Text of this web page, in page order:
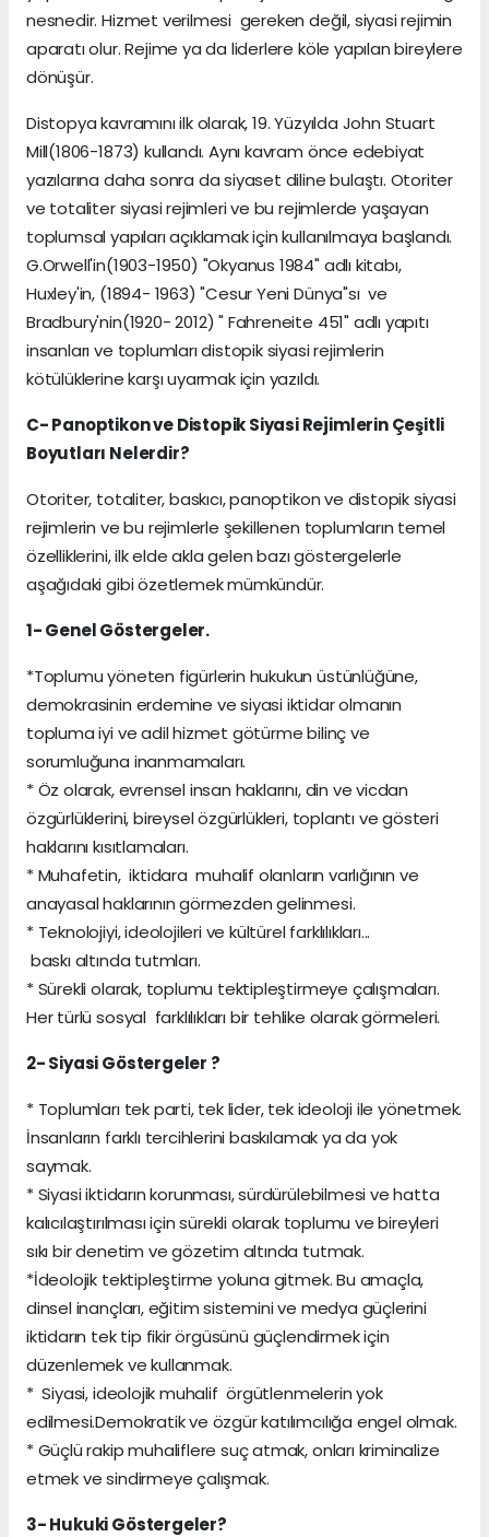
nesnedir. Hizmet verilmesi gereken değil, siyasi rejimin
aparatı olur. Rejime ya da liderlere köle yapılan bireylere
dönüşür.
Distopya kavramını ilk olarak, 19. Yüzyılda John Stuart
Mill(1806-1873) kullandı. Aynı kavram önce edebiyat
yazılarına daha sonra da siyaset diline bulaştı. Otoriter
ve totaliter siyasi rejimleri ve bu rejimlerde yaşayan
toplumsal yapıları açıklamak için kullanılmaya başlandı.
G.Orwell'in(1903-1950) "Okyanus 1984" adlı kitabı,
Huxley'in, (1894- 1963) "Cesur Yeni Dünya"sı ve
Bradbury'nin(1920- 2012) " Fahreneite 451" adlı yapıtı
insanları ve toplumları distopik siyasi rejimlerin
kötülüklerine karşı uyarmak için yazıldı.
C- Panoptikon ve Distopik Siyasi Rejimlerin Çeşitli
Boyutları Nelerdir?
Otoriter, totaliter, baskıcı, panoptikon ve distopik siyasi
rejimlerin ve bu rejimlerle şekillenen toplumların temel
özelliklerini, ilk elde akla gelen bazı göstergelerle
aşağıdaki gibi özetlemek mümkündür.
1- Genel Göstergeler.
*Toplumu yöneten figürlerin hukukun üstünlüğüne,
demokrasinin erdemine ve siyasi iktidar olmanın
topluma iyi ve adil hizmet götürme bilinç ve
sorumluğuna inanmamaları.
* Öz olarak, evrensel insan haklarını, din ve vicdan
özgürlüklerini, bireysel özgürlükleri, toplantı ve gösteri
haklarını kısıtlamaları.
* Muhafetin, iktidara muhalif olanların varlığının ve
anayasal haklarının görmezden gelinmesi.
* Teknolojiyi, ideolojileri ve kültürel farklılıkları...
baskı altında tutmları.
* Sürekli olarak, toplumu tektipleştirmeye çalışmaları.
Her türlü sosyal farklılıkları bir tehlike olarak görmeleri.
2- Siyasi Göstergeler ?
* Toplumları tek parti, tek lider, tek ideoloji ile yönetmek.
İnsanların farklı tercihlerini baskılamak ya da yok
saymak.
* Siyasi iktidarın korunması, sürdürülebilmesi ve hatta
kalıcılaştırılması için sürekli olarak toplumu ve bireyleri
sıkı bir denetim ve gözetim altında tutmak.
*İdeolojik tektipleştirme yoluna gitmek. Bu amaçla,
dinsel inançları, eğitim sistemini ve medya güçlerini
iktidarın tek tip fikir örgüsünü güçlendirmek için
düzenlemek ve kullanmak.
* Siyasi, ideolojik muhalif örgütlenmelerin yok
edilmesi.Demokratik ve özgür katılımcılığa engel olmak.
* Güçlü rakip muhaliflere suç atmak, onları kriminalize
etmek ve sindirmeye çalışmak.
3- Hukuki Göstergeler?